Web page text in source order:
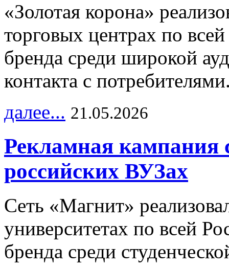
«Золотая корона»
торговых центрах по
бренда среди широкой
контакта с
далее... 21.05.2026
Рекламная кампания
российских ВУЗах
Сеть «Магнит»
университетах по всей
бренда среди